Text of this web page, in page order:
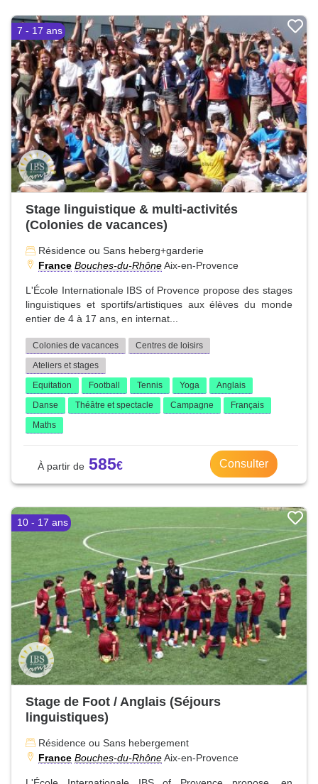
7 - 17 ans
Stage linguistique & multi-activités
(Colonies de vacances)
Résidence ou Sans heberg+garderie
France Bouches-du-RhôneAix-en-Provence
L'École Internationale IBS of Provence propose des stages
linguistiques et sportifs/artistiques aux élèves du monde
entier de 4 à 17 ans, en internat...
Colonies de vacances
Centres de loisirs
Ateliers et stages
Equitation
Football Tennis Yoga
Anglais
Danse
Théâtre et spectacle Campagne
Français
Maths
585 Consulter
10 - 17 ans
Stage de Foot / Anglais (Séjours
linguistiques)
Résidence ou Sans hebergement
France Bouches-du-RhôneAix-en-Provence